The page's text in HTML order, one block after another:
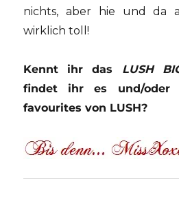
nichts, aber hie und da
wirklich toll!
Kennt ihr das LUSH
findet ihr es und/oder
favourites von LUSH?